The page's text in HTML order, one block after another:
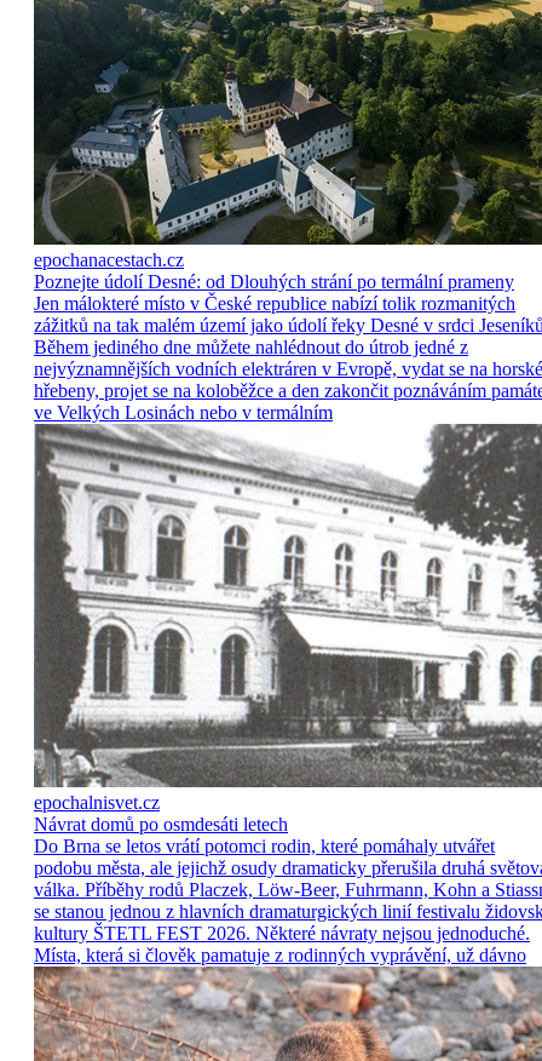
epochanacestach.cz
Poznejte údolí Desné: od Dlouhých strání po termální prameny
Jen málokteré místo v České republice nabízí tolik rozmanitých
zážitků na tak malém území jako údolí řeky Desné v srdci
Během jediného dne můžete nahlédnout do útrob jedné z
nejvýznamnějších vodních elektráren v Evropě, vydat se na horské
hřebeny, projet se na koloběžce a den zakončit poznáváním
ve Velkých Losinách nebo v termálním
epochalnisvet.cz
Návrat domů po osmdesáti letech
Do Brna se letos vrátí potomci rodin, které pomáhaly utvářet
podobu města, ale jejichž osudy dramaticky přerušila druhá
válka. Příběhy rodů Placzek, Löw-Beer, Fuhrmann, Kohn a
se stanou jednou z hlavních dramaturgických linií festivalu
kultury ŠTETL FEST 2026. Některé návraty nejsou jednoduché.
Místa, která si člověk pamatuje z rodinných vyprávění, už dávno